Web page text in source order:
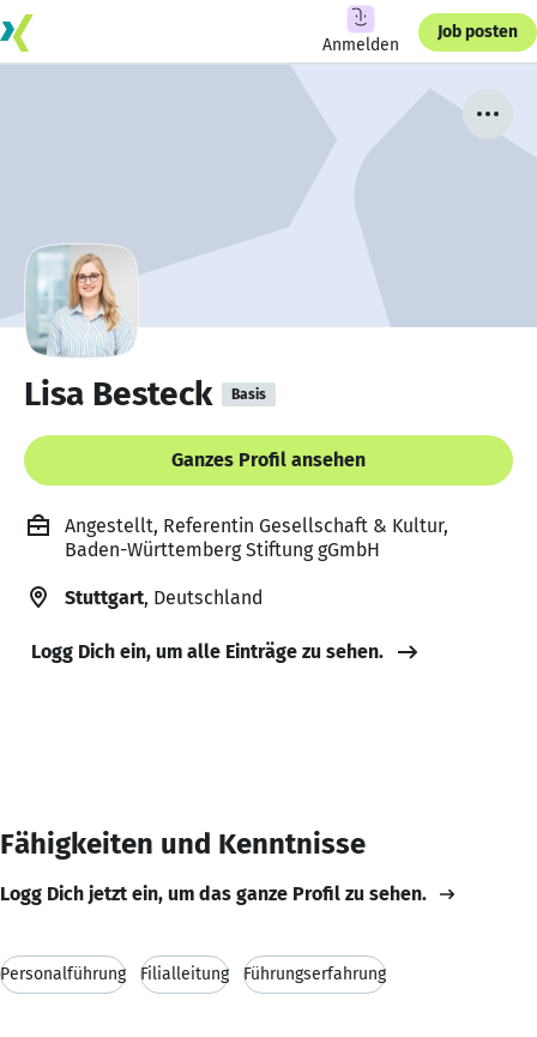
Anmelden
Job posten
Lisa Besteck Basis
Ganzes Profil ansehen
Angestellt, Referentin Gesellschaft & Kultur,
Baden-Württemberg Stiftung gGmbH
Stuttgart, Deutschland
Logg Dich ein, um alle Einträge zu sehen.
Fähigkeiten und Kenntnisse
Logg Dich jetzt ein, um das ganze Profil zu sehen.
Personalführung Filialleitung Führungserfahrung